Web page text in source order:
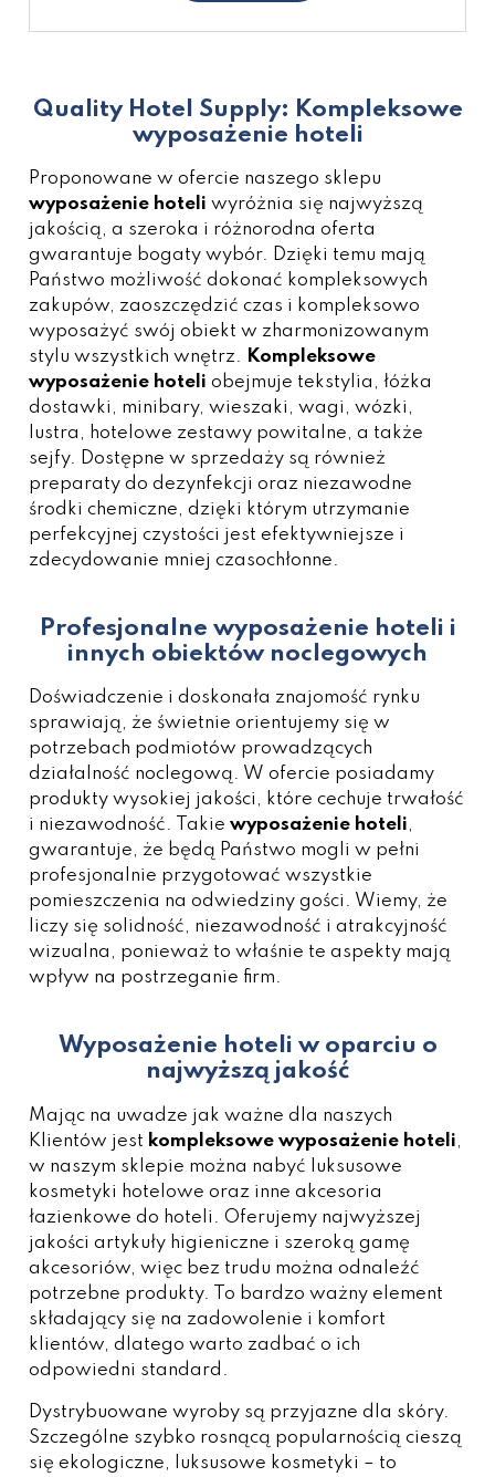
Quality Hotel Supply: Kompleksowe
wyposażenie hoteli
Proponowane w ofercie naszego sklepu
wyposażenie hoteli wyróżnia się najwyższą
jakością, a szeroka i różnorodna oferta
gwarantuje bogaty wybór. Dzięki temu mają
Państwo możliwość dokonać kompleksowych
zakupów, zaoszczędzić czas i kompleksowo
wyposażyć swój obiekt w zharmonizowanym
stylu wszystkich wnętrz. Kompleksowe
wyposażenie hoteli obejmuje tekstylia , łóżka
dostawki , minibary, wieszaki , wagi , wózki ,
lustra , hotelowe zestawy powitalne, a także
sejfy. Dostępne w sprzedaży są również
preparaty do dezynfekcji oraz niezawodne
środki chemiczne, dzięki którym utrzymanie
perfekcyjnej czystości jest efektywniejsze i
zdecydowanie mniej czasochłonne.
Profesjonalne wyposażenie hoteli i
innych obiektów noclegowych
Doświadczenie i doskonała znajomość rynku
sprawiają, że świetnie orientujemy się w
potrzebach podmiotów prowadzących
działalność noclegową. W ofercie posiadamy
produkty wysokiej jakości, które cechuje trwałość
i niezawodność. Takie wyposażenie hoteli,
gwarantuje, że będą Państwo mogli w pełni
profesjonalnie przygotować wszystkie
pomieszczenia na odwiedziny gości. Wiemy, że
liczy się solidność, niezawodność i atrakcyjność
wizualna, ponieważ to właśnie te aspekty mają
wpływ na postrzeganie firm.
Wyposażenie hoteli w oparciu o
najwyższą jakość
Mając na uwadze jak ważne dla naszych
Klientów jest kompleksowe wyposażenie hoteli,
w naszym sklepie można nabyć
luksusowe
kosmetyki hotelowe oraz inne akcesoria
łazienkowe do hoteli . Oferujemy najwyższej
jakości artykuły higieniczne i szeroką gamę
akcesoriów, więc bez trudu można odnaleźć
potrzebne produkty. To bardzo ważny element
składający się na zadowolenie i komfort
klientów, dlatego warto zadbać o ich
odpowiedni standard.
Dystrybuowane wyroby są przyjazne dla skóry.
Szczególne szybko rosnącą popularnością cieszą
się ekologiczne, luksusowe kosmetyki – to